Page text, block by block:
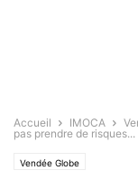
Accueil IMOCA
pas prendre de risques...
Vendée Globe